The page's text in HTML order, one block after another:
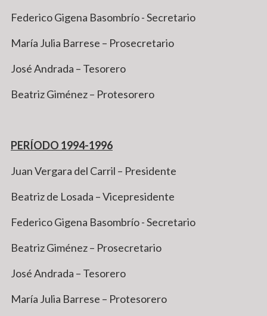
Federico Gigena Basombrío - Secretario
María Julia Barrese – Prosecretario
José Andrada – Tesorero
Beatriz Giménez – Protesorero
PERÍODO 1994-1996
Juan Vergara del Carril – Presidente
Beatriz de Losada – Vicepresidente
Federico Gigena Basombrío - Secretario
Beatriz Giménez – Prosecretario
José Andrada – Tesorero
María Julia Barrese – Protesorero